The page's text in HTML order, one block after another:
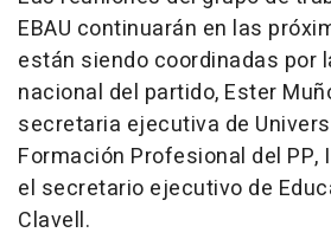
EBAU continuarán en las
están siendo coordinadas por
nacional del partido, Ester
secretaria ejecutiva de
Formación Profesional del PP,
el secretario ejecutivo de
Clavell.